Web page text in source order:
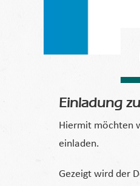
Einladung
Hiermit möchten
einladen.
Gezeigt wird der